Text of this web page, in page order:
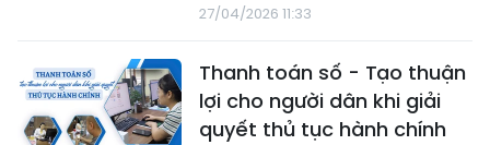
27/04/2026 11:33
Thanh toán số - Tạo thuận
lợi cho người dân khi giải
quyết thủ tục hành chính